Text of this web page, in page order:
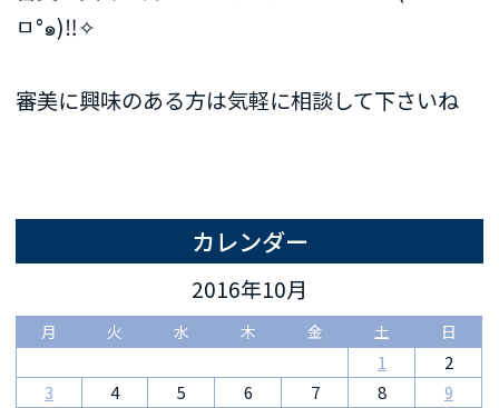
ㅁ°๑)‼✧
審美に興味のある方は気軽に相談して下さいね
カレンダー
2016年10月
月 火 水 木 金 土 日
1
2
3
4 5 6 7 8
9